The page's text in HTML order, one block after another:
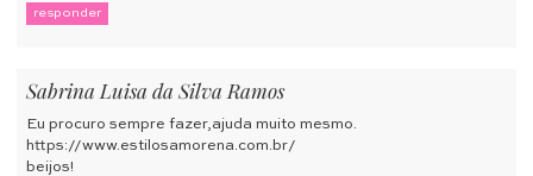
responder
Sabrina Luisa da Silva Ramos
Eu procuro sempre fazer,ajuda muito mesmo.
https://www.estilosamorena.com.br/
beijos!